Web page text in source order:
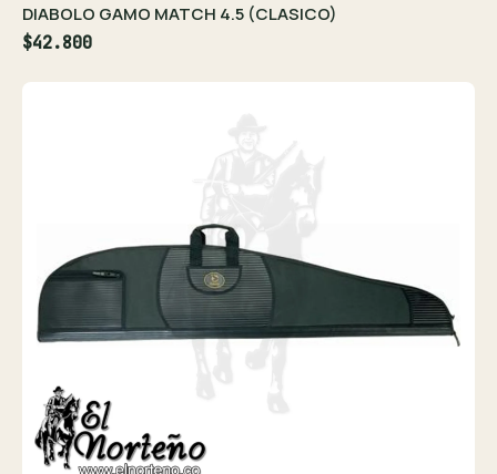
DIABOLO GAMO MATCH 4.5 (CLASICO)
$42.800